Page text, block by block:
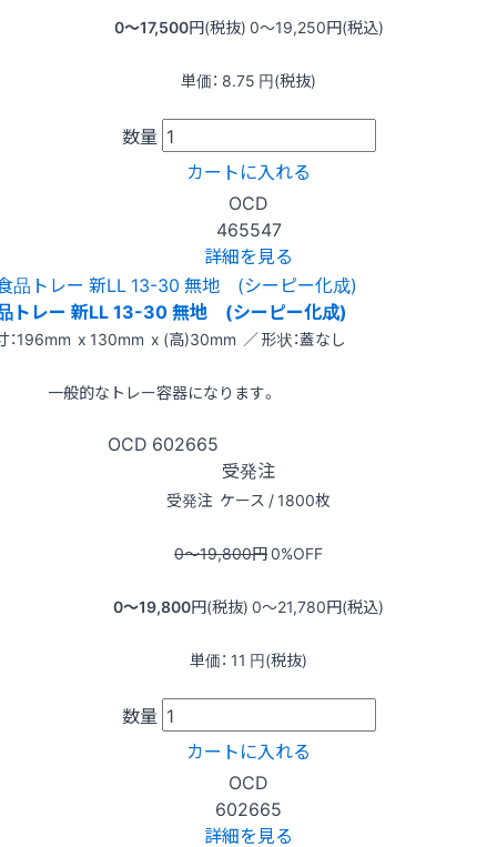
0〜17,500円(税抜) 0〜19,250円(税込)
単価： 8.75 円(税抜)
数量
カートに入れる
OCD
465547
詳細を見る
トレー 新LL 13-30 無地 (シーピー化成)
：196mm x 130mm x (高)30mm ／ 形状：蓋なし
一般的なトレー容器になります。
OCD 602665
受発注
受発注 ケース / 1800枚
0〜19,800円0%OFF
0〜19,800円(税抜) 0〜21,780円(税込)
単価： 11 円(税抜)
数量
カートに入れる
OCD
602665
詳細を見る